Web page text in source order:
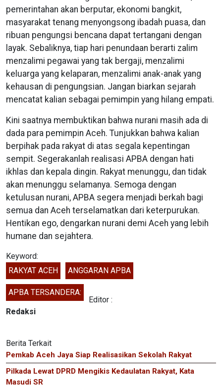
pemerintahan akan berputar, ekonomi bangkit,
masyarakat tenang menyongsong ibadah puasa, dan
ribuan pengungsi bencana dapat tertangani dengan
layak. Sebaliknya, tiap hari penundaan berarti zalim
menzalimi pegawai yang tak bergaji, menzalimi
keluarga yang kelaparan, menzalimi anak-anak yang
kehausan di pengungsian. Jangan biarkan sejarah
mencatat kalian sebagai pemimpin yang hilang empati.
Kini saatnya membuktikan bahwa nurani masih ada di
dada para pemimpin Aceh. Tunjukkan bahwa kalian
berpihak pada rakyat di atas segala kepentingan
sempit. Segerakanlah realisasi APBA dengan hati
ikhlas dan kepala dingin. Rakyat menunggu, dan tidak
akan menunggu selamanya. Semoga dengan
ketulusan nurani, APBA segera menjadi berkah bagi
semua dan Aceh terselamatkan dari keterpurukan.
Hentikan ego, dengarkan nurani demi Aceh yang lebih
humane dan sejahtera.
Keyword:
RAKYAT ACEH
ANGGARAN APBA
APBA TERSANDERA:
Editor :
Redaksi
Berita Terkait
Pemkab Aceh Jaya Siap Realisasikan Sekolah Rakyat
Pilkada Lewat DPRD Mengikis Kedaulatan Rakyat, Kata
Masudi SR